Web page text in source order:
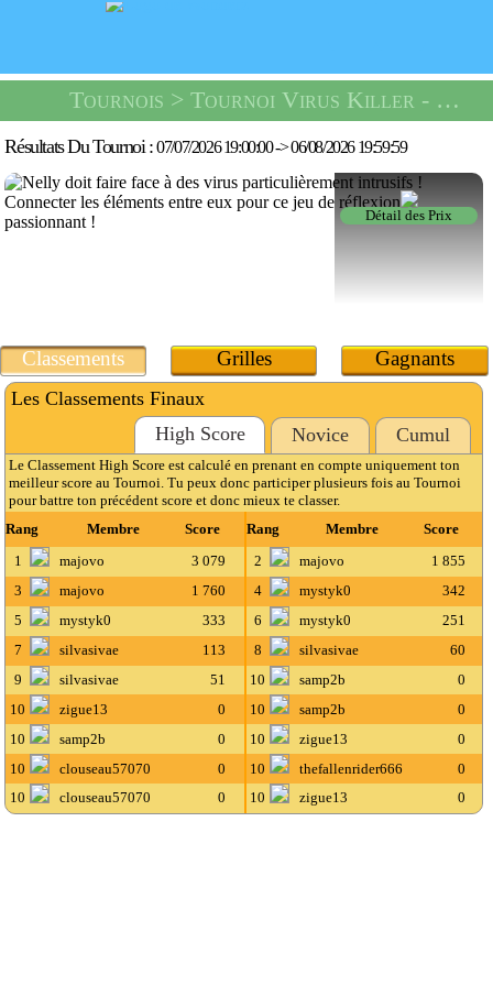
Tournois > Tournoi Virus Killer - Un
Résultats Du Tournoi :07/07/2026 19:00:00->06/08/2026 19:59:59
Détail des Prix
Classements Grilles Gagnants
Les Classements Finaux
High Score
Novice Cumul
Le Classement High Score est calculé en prenant en compte uniquement ton
meilleur score au Tournoi. Tu peux donc participer plusieurs fois au Tournoi
pour battre ton précédent score et donc mieux te classer.
Rang
Membre Score Rang Membre
Score
1
majovo 3 079 2 majovo
1 855
3
majovo 1 760 4 mystyk0
342
5
mystyk0 333 6 mystyk0
251
7
silvasivae 113 8 silvasivae
60
9
silvasivae 51 10 samp2b
0
10
zigue13 0 10 samp2b
0
10
samp2b 0 10 zigue13
0
10
clouseau57070 0 10 thefallenrider666
0
10
clouseau57070 0 10 zigue13 0